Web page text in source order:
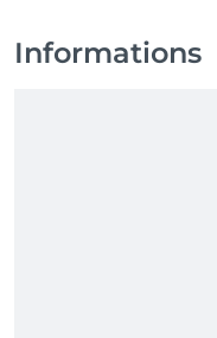
Informations